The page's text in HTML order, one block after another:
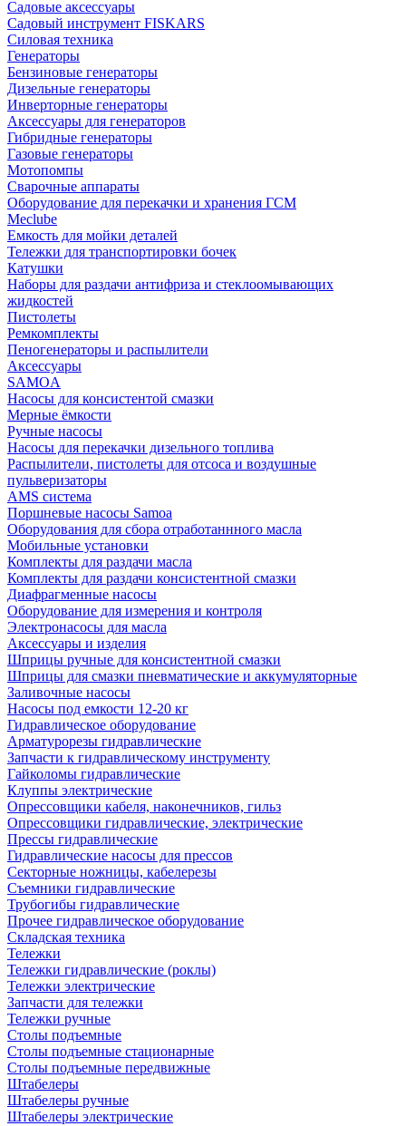
Садовые аксессуары
Садовый инструмент FISKARS
Силовая техника
Генераторы
Бензиновые генераторы
Дизельные генераторы
Инверторные генераторы
Аксессуары для генераторов
Гибридные генераторы
Газовые генераторы
Мотопомпы
Сварочные аппараты
Оборудование для перекачки и хранения ГСМ
Meclube
Емкость для мойки деталей
Тележки для транспортировки бочек
Катушки
Наборы для раздачи антифриза и стеклоомывающих
жидкостей
Пистолеты
Ремкомплекты
Пеногенераторы и распылители
Аксессуары
SAMOA
Насосы для консистентой смазки
Мерные ёмкости
Ручные насосы
Насосы для перекачки дизельного топлива
Распылители, пистолеты для отсоса и воздушные
пульверизаторы
AMS система
Поршневые насосы Samoa
Оборудования для сбора отработаннного масла
Мобильные установки
Комплекты для раздачи масла
Комплекты для раздачи консистентной смазки
Диафрагменные насосы
Оборудование для измерения и контроля
Электронасосы для масла
Аксессуары и изделия
Шприцы ручные для консистентной смазки
Шприцы для смазки пневматические и аккумуляторные
Заливочные насосы
Насосы под емкости 12-20 кг
Гидравлическое оборудование
Арматурорезы гидравлические
Запчасти к гидравлическому инструменту
Гайколомы гидравлические
Клуппы электрические
Опрессовщики кабеля, наконечников, гильз
Опрессовщики гидравлические, электрические
Прессы гидравлические
Гидравлические насосы для прессов
Секторные ножницы, кабелерезы
Съемники гидравлические
Трубогибы гидравлические
Прочее гидравлическое оборудование
Складская техника
Тележки
Тележки гидравлические (роклы)
Тележки электрические
Запчасти для тележки
Тележки ручные
Столы подъемные
Столы подъемные стационарные
Столы подъемные передвижные
Штабелеры
Штабелеры ручные
Штабелеры электрические